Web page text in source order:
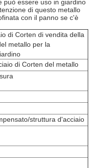
può essere uso in giardino
di questo metallo
con il panno se c'è
di Corten di vendita della
metallo per la
di Corten del metallo
struttura d'acciaio